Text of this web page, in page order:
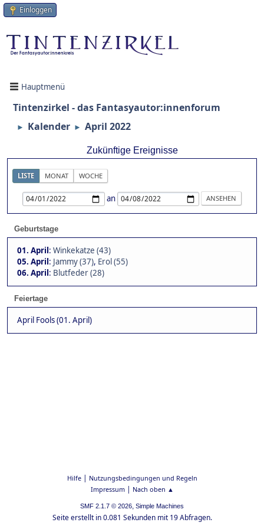
Einloggen
Hauptmenü
Tintenzirkel - das Fantasyautor:innenforum
► Kalender ► April 2022
Zukünftige Ereignisse
LISTE MONAT WOCHE
an
Geburtstage
01. April: Winkekatze (43)
05. April: Jammy (37), Erol (55)
06. April: Blutfeder (28)
Feiertage
April Fools (01. April)
Hilfe| Nutzungsbedingungen und Regeln
Impressum| Nach oben ▲
SMF 2.1.7 © 2026, Simple Machines
Seite erstellt in 0.081 Sekunden mit 19 Abfragen.